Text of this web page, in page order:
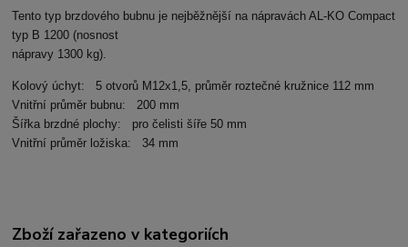
Tento typ brzdového bubnu je nejběžnější na nápravách AL-KO Compact
typ B 1200 (nosnost
nápravy 1300 kg).
Kolový úchyt: 5 otvorů M12x1,5, průměr roztečné kružnice 112 mm
Vnitřní průměr bubnu: 200 mm
Šířka brzdné plochy: pro čelisti šíře 50 mm
Vnitřní průměr ložiska: 34 mm
Zboží zařazeno v kategoriích